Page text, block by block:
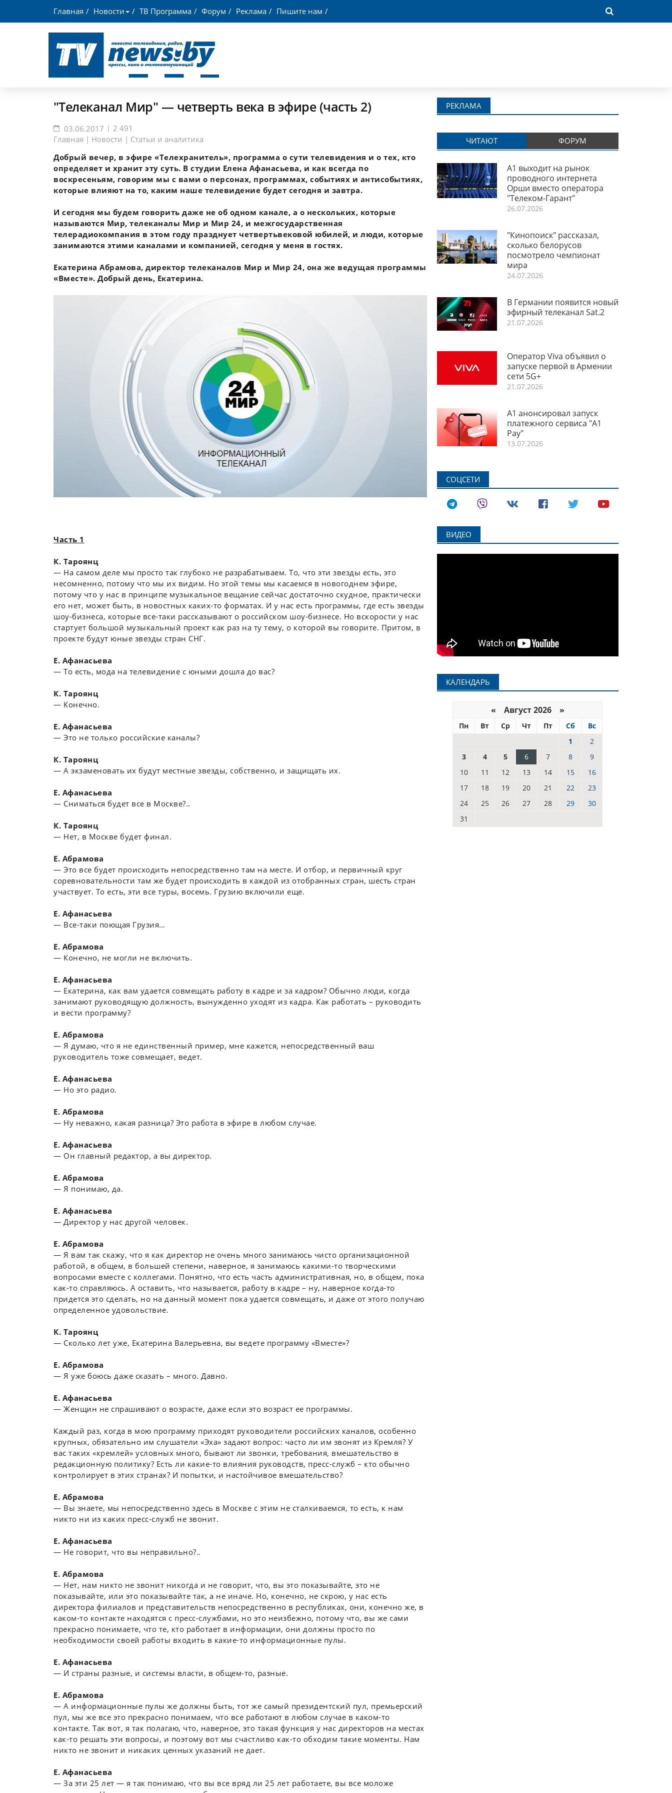
Главная Новости ТВ Программа Форум Реклама Пишите нам
"Телеканал Мир" — четверть века в эфире (часть 2)
03.06.2017 | 2 491
Главная | Новости | Статьи и аналитика
Добрый вечер, в эфире «Телехранитель», программа о сути телевидения и о тех, кто
определяет и хранит эту суть. В студии Елена Афанасьева, и как всегда по
воскресеньям, говорим мы с вами о персонах, программах, событиях и антисобытиях,
которые влияют на то, каким наше телевидение будет сегодня и завтра.
И сегодня мы будем говорить даже не об одном канале, а о нескольких, которые
называются Мир, телеканалы Мир и Мир 24, и межгосударственная
телерадиокомпания в этом году празднует четвертьвековой юбилей, и люди, которые
занимаются этими каналами и компанией, сегодня у меня в гостях.
Екатерина Абрамова, директор телеканалов Мир и Мир 24, она же ведущая программы
«Вместе». Добрый день, Екатерина.
Часть 1
К. Тароянц
― На самом деле мы просто так глубоко не разрабатываем. То, что эти звезды есть, это
несомненно, потому что мы их видим. Но этой темы мы касаемся в новогоднем эфире,
потому что у нас в принципе музыкальное вещание сейчас достаточно скудное, практически
его нет, может быть, в новостных каких-то форматах. И у нас есть программы, где есть звезды
шоу-бизнеса, которые все-таки рассказывают о российском шоу-бизнесе. Но вскорости у нас
стартует большой музыкальный проект как раз на ту тему, о которой вы говорите. Притом, в
проекте будут юные звезды стран СНГ.
Е. Афанасьева
― То есть, мода на телевидение с юными дошла до вас?
К. Тароянц
― Конечно.
Е. Афанасьева
― Это не только российские каналы?
К. Тароянц
― А экзаменовать их будут местные звезды, собственно, и защищать их.
Е. Афанасьева
― Сниматься будет все в Москве?..
К. Тароянц
― Нет, в Москве будет финал.
Е. Абрамова
― Это все будет происходить непосредственно там на месте. И отбор, и первичный круг
соревновательности там же будет происходить в каждой из отобранных стран, шесть стран
участвует. То есть, эти все туры, восемь. Грузию включили еще.
Е. Афанасьева
― Все-таки поющая Грузия…
Е. Абрамова
― Конечно, не могли не включить.
Е. Афанасьева
― Екатерина, как вам удается совмещать работу в кадре и за кадром? Обычно люди, когда
занимают руководящую должность, вынужденно уходят из кадра. Как работать – руководить
и вести программу?
Е. Абрамова
― Я думаю, что я не единственный пример, мне кажется, непосредственный ваш
руководитель тоже совмещает, ведет.
Е. Афанасьева
― Но это радио.
Е. Абрамова
― Ну неважно, какая разница? Это работа в эфире в любом случае.
Е. Афанасьева
― Он главный редактор, а вы директор.
Е. Абрамова
― Я понимаю, да.
Е. Афанасьева
― Директор у нас другой человек.
Е. Абрамова
― Я вам так скажу, что я как директор не очень много занимаюсь чисто организационной
работой, в общем, в большей степени, наверное, я занимаюсь какими-то творческими
вопросами вместе с коллегами. Понятно, что есть часть административная, но, в общем, пока
как-то справляюсь. А оставить, что называется, работу в кадре – ну, наверное когда-то
придется это сделать, но на данный момент пока удается совмещать, и даже от этого получаю
определенное удовольствие.
К. Тароянц
― Сколько лет уже, Екатерина Валерьевна, вы ведете программу «Вместе»?
Е. Абрамова
― Я уже боюсь даже сказать – много. Давно.
Е. Афанасьева
― Женщин не спрашивают о возрасте, даже если это возраст ее программы.
Каждый раз, когда в мою программу приходят руководители российских каналов, особенно
крупных, обязательно им слушатели «Эха» задают вопрос: часто ли им звонят из Кремля? У
вас таких «кремлей» условных много, бывают ли звонки, требования, вмешательство в
редакционную политику? Есть ли какие-то влияния руководств, пресс-служб – кто обычно
контролирует в этих странах? И попытки, и настойчивое вмешательство?
Е. Абрамова
― Вы знаете, мы непосредственно здесь в Москве с этим не сталкиваемся, то есть, к нам
никто ни из каких пресс-служб не звонит.
Е. Афанасьева
― Не говорит, что вы неправильно?..
Е. Абрамова
― Нет, нам никто не звонит никогда и не говорит, что, вы это показывайте, это не
показывайте, или это показывайте так, а не иначе. Но, конечно, не скрою, у нас есть
директора филиалов и представительств непосредственно в республиках, они, конечно же, в
каком-то контакте находятся с пресс-службами, но это неизбежно, потому что, вы же сами
прекрасно понимаете, что те, кто работает в информации, они должны просто по
необходимости своей работы входить в какие-то информационные пулы.
Е. Афанасьева
― И страны разные, и системы власти, в общем-то, разные.
Е. Абрамова
― А информационные пулы же должны быть, тот же самый президентский пул, премьерский
пул, мы же все это прекрасно понимаем, что все работают в любом случае в каком-то
контакте. Так вот, я так полагаю, что, наверное, это такая функция у нас директоров на местах
как-то решать эти вопросы, и поэтому вот мы счастливо как-то обходим такие моменты. Нам
никто не звонит и никаких ценных указаний не дает.
Е. Афанасьева
― За эти 25 лет — я так понимаю, что вы все вряд ли 25 лет работаете, вы все моложе
РЕКЛАМА
ЧИТАЮТ ФОРУМ
A1 выходит на рынок
проводного интернета
Орши вместо оператора
"Телеком-Гарант"
26.07.2026
"Кинопоиск" рассказал,
сколько белорусов
посмотрело чемпионат
мира
24.07.2026
В Германии появится новый
эфирный телеканал Sat.2
21.07.2026
Оператор Viva объявил о
запуске первой в Армении
сети 5G+
21.07.2026
А1 анонсировал запуск
платежного сервиса "A1
Pay"
13.07.2026
СОЦСЕТИ
ВИДЕО
КАЛЕНДАРЬ
« Август 2026 »
Пн Вт Ср Чт Пт Сб
Вс
1
2
3
4 5 6 7 8
9
10
11 12 13 14 15
16
17
18 19 20 21 22
23
24
25 26 27 28 29
30
31